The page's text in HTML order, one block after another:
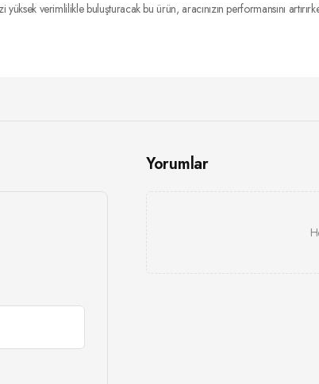
verimlilikle buluşturacak bu ürün, aracınızın performansını
Yorumlar